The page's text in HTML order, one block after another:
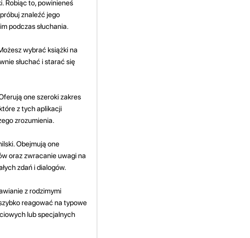
Robiąc to, powinieneś
znaleźć jego
podczas słuchania.
wybrać książki na
słuchać i starać się
one szeroki zakres
z tych aplikacji
zrozumienia.
Obejmują one
oraz zwracanie uwagi na
zdań i dialogów.
z rodzimymi
reagować na typowe
lub specjalnych